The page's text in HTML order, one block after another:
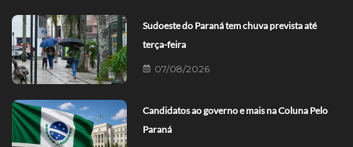
Sudoeste do Paraná tem chuva prevista até
terça-feira
07/08/2026
Candidatos ao governo e mais na Coluna Pelo
Paraná